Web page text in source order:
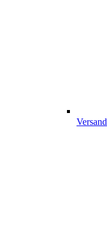
Versand